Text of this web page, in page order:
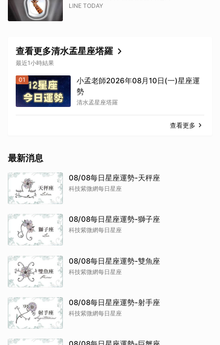
LINE TODAY
查看更多清水孟星座塔羅
最近1小時結果
01
小孟老師2026年08月10日(一)星座運
勢
清水孟星座塔羅
查看更多
最新消息
08/08每日星座運勢-天秤座
科技紫微網每日星座
08/08每日星座運勢-獅子座
科技紫微網每日星座
08/08每日星座運勢-雙魚座
科技紫微網每日星座
08/08每日星座運勢-射手座
科技紫微網每日星座